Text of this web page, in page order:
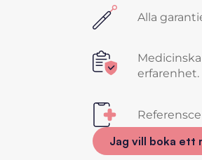
Alla
erfarenhet.
Jag vill boka ett